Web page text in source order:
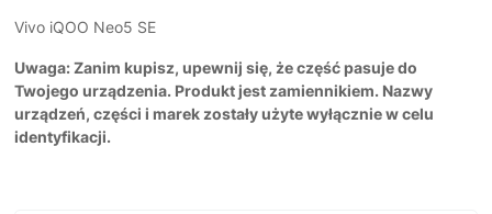
Vivo iQOO Neo5 SE
Uwaga: Zanim kupisz, upewnij się, że część pasuje do
Twojego urządzenia. Produkt jest zamiennikiem. Nazwy
urządzeń, części i marek zostały użyte wyłącznie w celu
identyfikacji.